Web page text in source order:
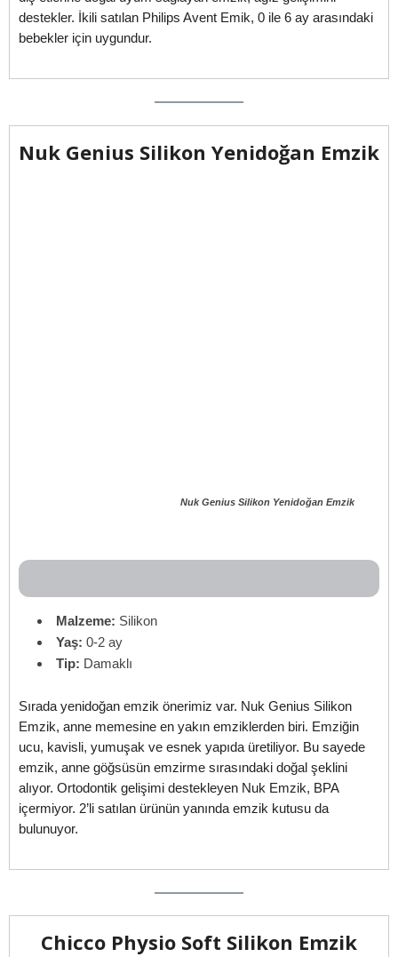
destekler. İkili satılan Philips Avent Emik, 0 ile 6 ay arasındaki
bebekler için uygundur.
Nuk Genius Silikon Yenidoğan Emzik
Nuk Genius Silikon Yenidoğan Emzik
Malzeme: Silikon
Yaş: 0-2 ay
Tip: Damaklı
Sırada yenidoğan emzik önerimiz var. Nuk Genius Silikon
Emzik, anne memesine en yakın emziklerden biri. Emziğin
ucu, kavisli, yumuşak ve esnek yapıda üretiliyor. Bu sayede
emzik, anne göğsüsün emzirme sırasındaki doğal şeklini
alıyor. Ortodontik gelişimi destekleyen Nuk Emzik, BPA
içermiyor. 2’li satılan ürünün yanında emzik kutusu da
bulunuyor.
Chicco Physio Soft Silikon Emzik